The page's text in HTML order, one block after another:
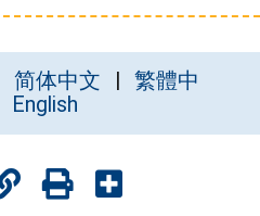
简体中文
繁體中
English